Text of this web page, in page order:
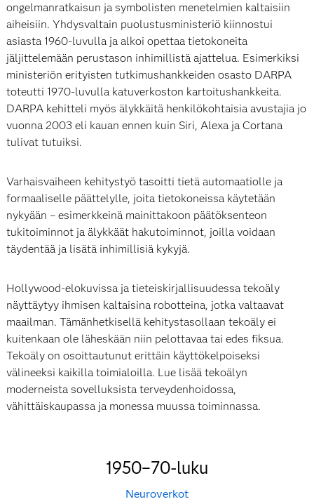
ongelmanratkaisun ja symbolisten menetelmien kaltaisiin
aiheisiin. Yhdysvaltain puolustusministeriö kiinnostui
asiasta 1960-luvulla ja alkoi opettaa tietokoneita
jäljittelemään perustason inhimillistä ajattelua. Esimerkiksi
ministeriön erityisten tutkimushankkeiden osasto DARPA
toteutti 1970-luvulla katuverkoston kartoitushankkeita.
DARPA kehitteli myös älykkäitä henkilökohtaisia avustajia jo
vuonna 2003 eli kauan ennen kuin Siri, Alexa ja Cortana
tulivat tutuiksi.
Varhaisvaiheen kehitystyö tasoitti tietä automaatiolle ja
formaaliselle päättelylle, joita tietokoneissa käytetään
nykyään – esimerkkeinä mainittakoon päätöksenteon
tukitoiminnot ja älykkäät hakutoiminnot, joilla voidaan
täydentää ja lisätä inhimillisiä kykyjä.
Hollywood-elokuvissa ja tieteiskirjallisuudessa tekoäly
näyttäytyy ihmisen kaltaisina robotteina, jotka valtaavat
maailman. Tämänhetkisellä kehitystasollaan tekoäly ei
kuitenkaan ole läheskään niin pelottavaa tai edes fiksua.
Tekoäly on osoittautunut erittäin käyttökelpoiseksi
välineeksi kaikilla toimialoilla. Lue lisää tekoälyn
moderneista sovelluksista terveydenhoidossa,
vähittäiskaupassa ja monessa muussa toiminnassa.
1950–70-luku
Neuroverkot